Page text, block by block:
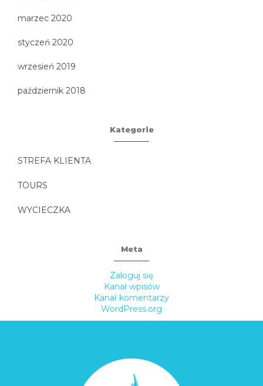
marzec 2020
styczeń 2020
wrzesień 2019
październik 2018
Kategorie
STREFA KLIENTA
TOURS
WYCIECZKA
Meta
Zaloguj się
Kanał wpisów
Kanał komentarzy
WordPress.org